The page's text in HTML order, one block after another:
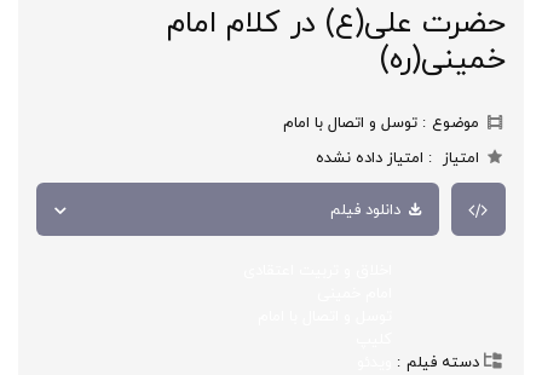
حضرت علی(ع) در کلام امام
خمینی(ره)
موضوع
توسل و اتصال با امام
امتیاز
امتیاز داده نشده
دانلود فیلم
دسته فیلم